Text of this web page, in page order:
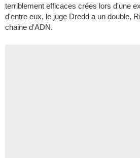
terriblement efficaces crées lors d'une
d'entre eux, le juge Dredd a un double,
chaine d'ADN.